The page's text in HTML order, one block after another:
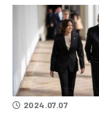
2024.07.07